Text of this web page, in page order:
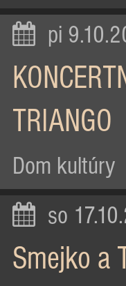
pi
TRIANGO
Dom kultúry
so
Smejko a